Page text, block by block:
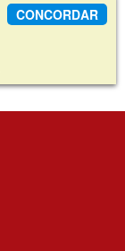
CONCORDAR